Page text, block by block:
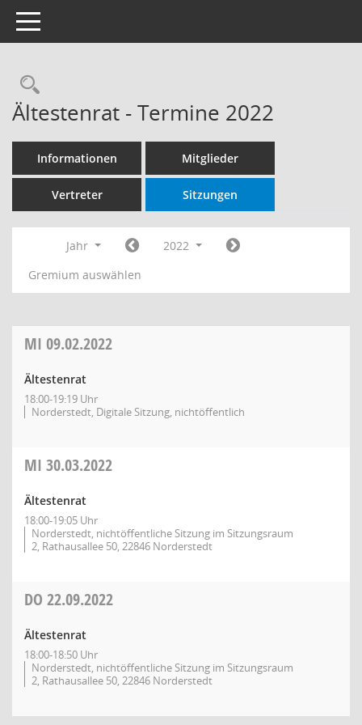
Toggle navigation
Rechercheauswahl
Ältestenrat - Termine 2022
Informationen Mitglieder
Vertreter Sitzungen
Jahr
2022
Gremium auswählen
MI 09.02.2022
Ältestenrat
18:00-19:19 Uhr
Norderstedt, Digitale Sitzung, nichtöffentlich
MI 30.03.2022
Ältestenrat
18:00-19:05 Uhr
Norderstedt, nichtöffentliche Sitzung im Sitzungsraum
2, Rathausallee 50, 22846 Norderstedt
DO 22.09.2022
Ältestenrat
18:00-18:50 Uhr
Norderstedt, nichtöffentliche Sitzung im Sitzungsraum
2, Rathausallee 50, 22846 Norderstedt